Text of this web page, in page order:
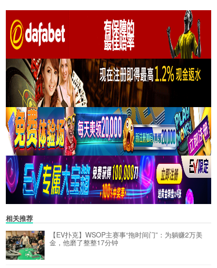
相关推荐
【EV扑克】WSOP主赛事“拖时间门”：为躺赚2万美
金，他磨了整整17分钟